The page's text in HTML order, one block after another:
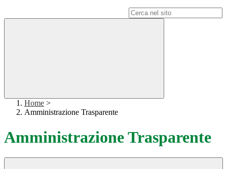
Home >
Amministrazione Trasparente
Amministrazione Trasparente